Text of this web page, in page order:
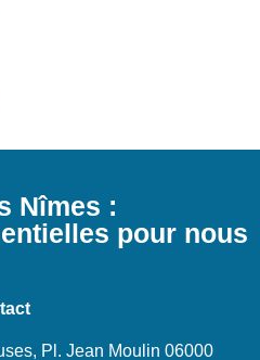
Nîmes :
pour nous
Pl. Jean Moulin 06000